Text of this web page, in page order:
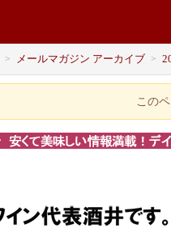
> メールマガジン アーカイブ >
この